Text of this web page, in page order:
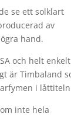
se ett solklart
av
hand.
och helt enkelt
är Timbaland
i
inte hela